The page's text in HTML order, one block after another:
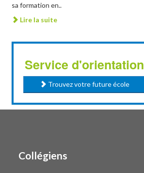
sa formation en..
Lire la suite
Service d'orientation
Trouvez votre future école
Collégiens